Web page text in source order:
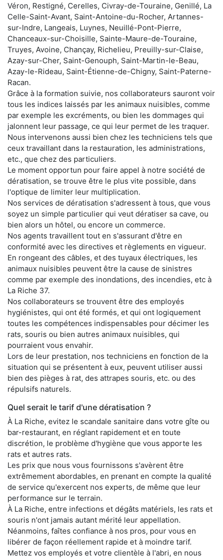
Véron, Restigné, Cerelles, Civray-de-Touraine, Genillé, La
Celle-Saint-Avant, Saint-Antoine-du-Rocher, Artannes-
sur-Indre, Langeais, Luynes, Neuillé-Pont-Pierre,
Chanceaux-sur-Choisille, Sainte-Maure-de-Touraine,
Truyes, Avoine, Chançay, Richelieu, Preuilly-sur-Claise,
Azay-sur-Cher, Saint-Genouph, Saint-Martin-le-Beau,
Azay-le-Rideau, Saint-Étienne-de-Chigny, Saint-Paterne-
Racan.
Grâce à la formation suivie, nos collaborateurs sauront voir
tous les indices laissés par les animaux nuisibles, comme
par exemple les excréments, ou bien les dommages qui
jalonnent leur passage, ce qui leur permet de les traquer.
Nous intervenons aussi bien chez les techniciens tels que
ceux travaillant dans la restauration, les administrations,
etc., que chez des particuliers.
Le moment opportun pour faire appel à notre société de
dératisation, se trouve être le plus vite possible, dans
l'optique de limiter leur multiplication.
Nos services de dératisation s'adressent à tous, que vous
soyez un simple particulier qui veut dératiser sa cave, ou
bien alors un hôtel, ou encore un commerce.
Nos agents travaillent tout en s'assurant d'être en
conformité avec les directives et règlements en vigueur.
En rongeant des câbles, et des tuyaux électriques, les
animaux nuisibles peuvent être la cause de sinistres
comme par exemple des inondations, des incendies, etc à
La Riche 37.
Nos collaborateurs se trouvent être des employés
hygiénistes, qui ont été formés, et qui ont logiquement
toutes les compétences indispensables pour décimer les
rats, souris ou bien autres animaux nuisibles, qui
pourraient vous envahir.
Lors de leur prestation, nos techniciens en fonction de la
situation qui se présentent à eux, peuvent utiliser aussi
bien des pièges à rat, des attrapes souris, etc. ou des
répulsifs naturels.
Quel serait le tarif d'une dératisation ?
À La Riche, evitez le scandale sanitaire dans votre gîte ou
bar-restaurant, en réglant rapidement et en toute
discrétion, le problème d'hygiène que vous apporte les
rats et autres rats.
Les prix que nous vous fournissons s'avèrent être
extrêmement abordables, en prenant en compte la qualité
de service qu'exercent nos experts, de même que leur
performance sur le terrain.
À La Riche, entre infections et dégâts matériels, les rats et
souris n'ont jamais autant mérité leur appellation.
Néanmoins, faîtes confiance à nos pros, pour vous en
libérer de façon réellement rapide et à moindre tarif.
Mettez vos employés et votre clientèle à l'abri, en nous